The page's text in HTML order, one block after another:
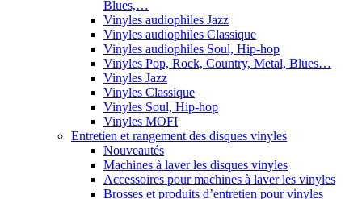
Blues,…
Vinyles audiophiles Jazz
Vinyles audiophiles Classique
Vinyles audiophiles Soul, Hip-hop
Vinyles Pop, Rock, Country, Metal, Blues…
Vinyles Jazz
Vinyles Classique
Vinyles Soul, Hip-hop
Vinyles MOFI
Entretien et rangement des disques vinyles
Nouveautés
Machines à laver les disques vinyles
Accessoires pour machines à laver les vinyles
Brosses et produits d’entretien pour vinyles